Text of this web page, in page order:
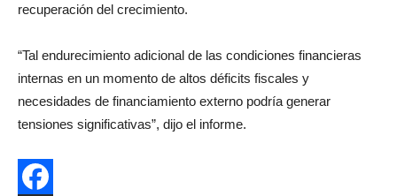
recuperación del crecimiento.
“Tal endurecimiento adicional de las condiciones financieras
internas en un momento de altos déficits fiscales y
necesidades de financiamiento externo podría generar
tensiones significativas”, dijo el informe.